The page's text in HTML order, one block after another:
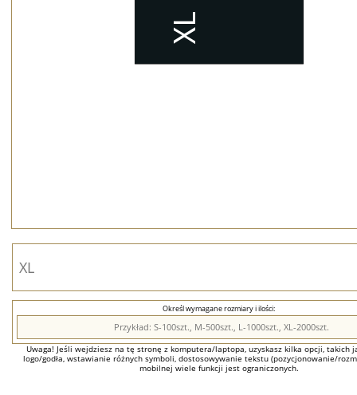
Określ wymagane rozmiary i ilości:
Uwaga! Jeśli wejdziesz na tę stronę z komputera/laptopa, uzyskasz kilka opcji, takich
logo/godła, wstawianie różnych symboli, dostosowywanie tekstu (pozycjonowanie/
mobilnej wiele funkcji jest ograniczonych.